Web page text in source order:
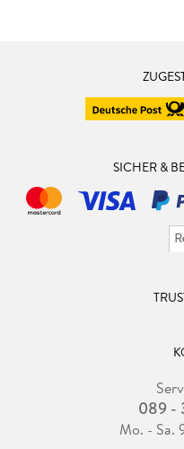
SICHER &
089 -
Mo. - Sa.